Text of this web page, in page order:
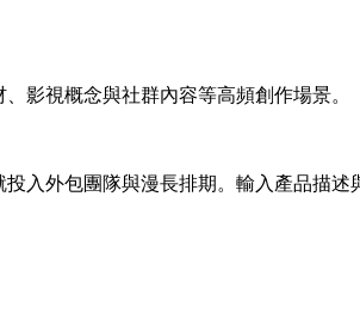
影視概念與社群內容等高頻創作場景。
入外包團隊與漫長排期。輸入產品描